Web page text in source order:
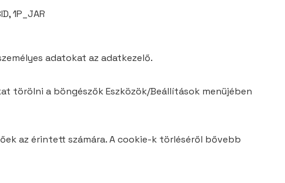
1P_JAR
adatokat az adatkezelő.
törölni a böngészők Eszközök/Beállítások menüjében
az érintett számára. A cookie-k törléséről bővebb